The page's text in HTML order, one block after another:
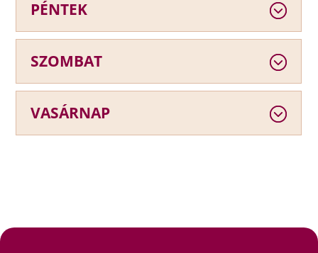
PÉNTEK
SZOMBAT
VASÁRNAP